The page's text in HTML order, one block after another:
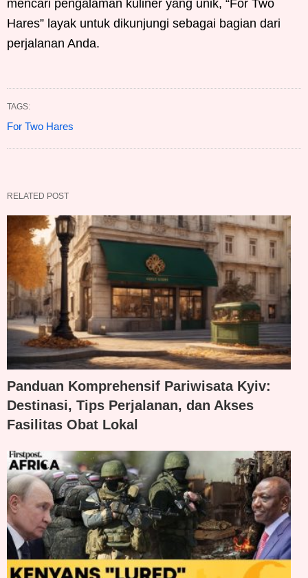
mencari pengalaman kuliner yang unik, “For Two
Hares” layak untuk dikunjungi sebagai bagian dari
perjalanan Anda.
TAGS:
For Two Hares
RELATED POST
Panduan Komprehensif Pariwisata Kyiv:
Destinasi, Tips Perjalanan, dan Akses
Fasilitas Obat Lokal